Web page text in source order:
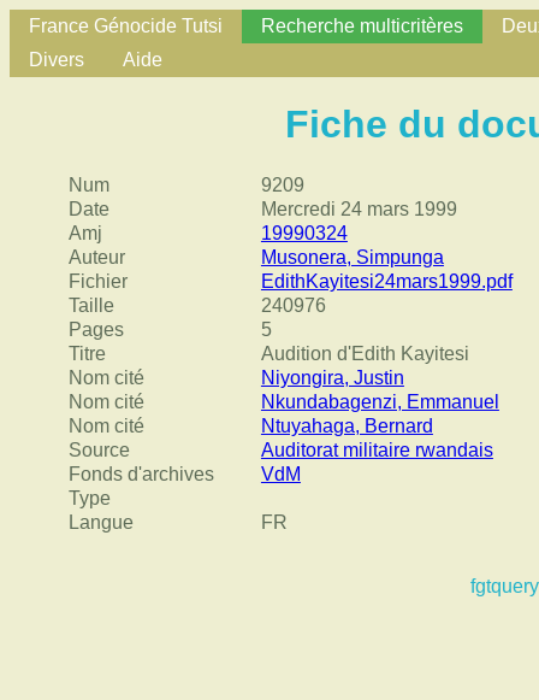
France Génocide Tutsi Recherche multicritères
Divers
Aide
Fiche du
Num
9209
Date
Mercredi 24 mars 1999
Amj
19990324
Auteur
Musonera, Simpunga
Fichier
EdithKayitesi24mars1999.pdf
Taille
240976
Pages
5
Titre
Audition d'Edith Kayitesi
Nom cité
Niyongira, Justin
Nom cité
Nkundabagenzi, Emmanuel
Nom cité
Ntuyahaga, Bernard
Source
Auditorat militaire rwandais
Fonds d'archives
VdM
Type
Langue
FR